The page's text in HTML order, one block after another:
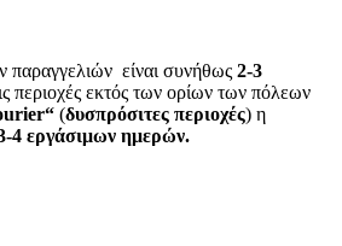
είναι συνήθως 2-3
περιοχές εκτός των ορίων των πόλεων
“ (δυσπρόσιτες περιοχές) η
4 εργάσιμων ημερών.